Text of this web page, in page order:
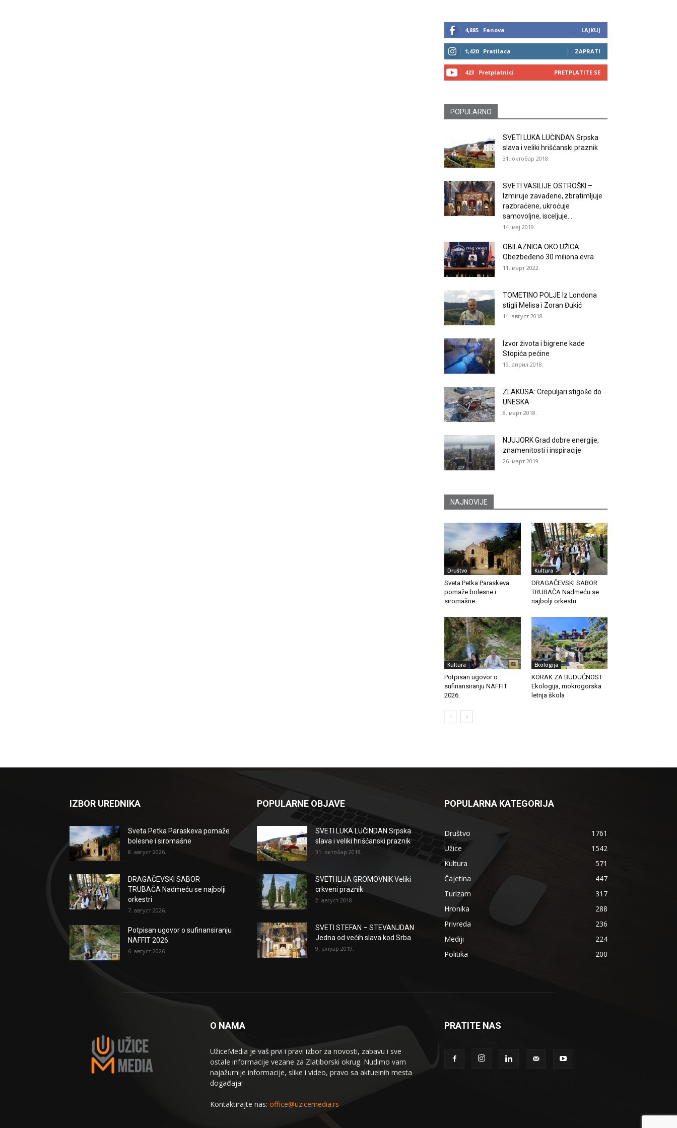
4,885 Fanova LAJKUJ
1,420 Pratilaca ZAPRATI
423 Pretplatnici PRETPLATITE SE
POPULARNO
SVETI LUKA LUČINDAN Srpska
slava i veliki hrišćanski praznik
31. октобар 2018.
SVETI VASILIJE OSTROŠKI –
Izmiruje zavađene, zbratimljuje
razbraćene, ukroćuje
samovoljne, isceljuje...
14. мај 2019.
OBILAZNICA OKO UŽICA
Obezbeđeno 30 miliona evra
11. март 2022.
TOMETINO POLJE Iz Londona
stigli Melisa i Zoran Đukić
14. август 2018.
Izvor života i bigrene kade
Stopića pećine
19. април 2018.
ZLAKUSA: Crepuljari stigoše do
UNESKA
8. март 2018.
NJUJORK Grad dobre energije,
znamenitosti i inspiracije
26. март 2019.
NAJNOVIJE
Društvo
Sveta Petka Paraskeva
pomaže bolesne i
siromašne
Kultura
DRAGAČEVSKI SABOR
TRUBAČA Nadmeću se
najbolji orkestri
Kultura
Potpisan ugovor o
sufinansiranju NAFFIT
2026.
Ekologija
KORAK ZA BUDUĆNOST
Ekologija, mokrogorska
letnja škola
IZBOR UREDNIKA
Sveta Petka Paraskeva pomaže
bolesne i siromašne
8. август 2026.
DRAGAČEVSKI SABOR
TRUBAČA Nadmeću se najbolji
orkestri
7. август 2026.
Potpisan ugovor o sufinansiranju
NAFFIT 2026.
6. август 2026.
POPULARNE OBJAVE
SVETI LUKA LUČINDAN Srpska
slava i veliki hrišćanski praznik
31. октобар 2018.
SVETI ILIJA GROMOVNIK Veliki
crkveni praznik
2. август 2018.
SVETI STEFAN – STEVANJDAN
Jedna od većih slava kod Srba
9. јануар 2019.
POPULARNA KATEGORIJA
Društvo
1761
Užice
1542
Kultura
571
Čajetina
447
Turizam
317
Hronika
288
Privreda
236
Mediji
224
Politika
200
O NAMA
UžiceMedia je vaš prvi i pravi izbor za novosti, zabavu i sve
ostale informacije vezane za Zlatiborski okrug. Nudimo vam
najažurnije informacije, slike i video, pravo sa aktuelnih mesta
događaja!
Kontaktirajte nas: office@uzicemedia.rs
PRATITE NAS